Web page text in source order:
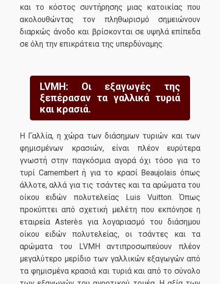
και το κόστος συντήρησης μιας κατοικίας που
ακολουθώντας τον πληθωρισμό σημειώνουν
διαρκώς άνοδο και βρίσκονται σε υψηλά επίπεδα
σε όλη την επικράτεια της υπερδύναμης.
LVMH: Οι εξαγωγές της
ξεπέρασαν τα γαλλικά τυριά
και κρασιά.
Η Γαλλία, η χώρα των διάσημων τυριών και των
φημισμένων κρασιών, είναι πλέον ευρύτερα
γνωστή στην παγκόσμια αγορά όχι τόσο για το
τυρί Camembert ή για το κρασί Beaujolais όπως
άλλοτε, αλλά για τις τσάντες και τα αρώματα του
οίκου ειδών πολυτελείας Luis Vuitton. Όπως
προκύπτει από σχετική μελέτη που εκπόνησε η
εταιρεία Asterès για λογαριασμό του διάσημου
οίκου ειδών πολυτελείας, οι τσάντες και τα
αρώματα του LVMH αντιπροσωπεύουν πλέον
μεγαλύτερο μερίδιο των γαλλικών εξαγωγών από
τα φημισμένα κρασιά και τυριά και από το σύνολο